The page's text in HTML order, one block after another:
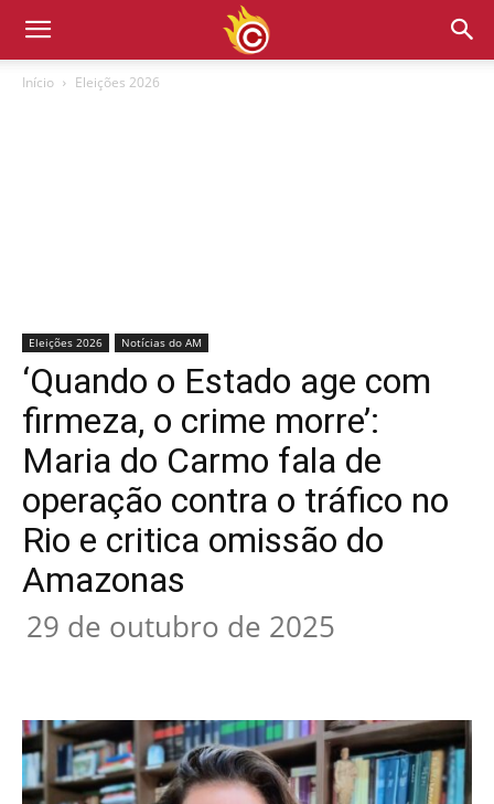
Início Eleições 2026
Eleições 2026 Notícias do AM
‘Quando o Estado age com
firmeza, o crime morre’:
Maria do Carmo fala de
operação contra o tráfico no
Rio e critica omissão do
Amazonas
29 de outubro de 2025